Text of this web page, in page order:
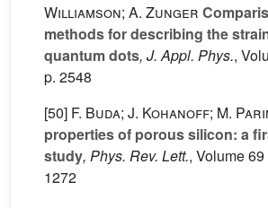
Williamson; A. Zunger
methods for describing the
quantum dots, J. Appl. Phys.,
p. 2548
[50] F. Buda; J. Kohanoff; M.
properties of porous silicon: a
study, Phys. Rev. Lett., Volume 69
1272